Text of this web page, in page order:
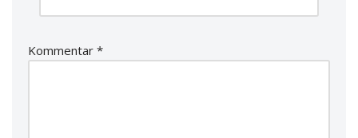
Kommentar *